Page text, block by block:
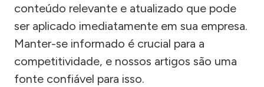
conteúdo relevante e atualizado que pode
ser aplicado imediatamente em sua empresa.
Manter-se informado é crucial para a
competitividade, e nossos artigos são uma
fonte confiável para isso.